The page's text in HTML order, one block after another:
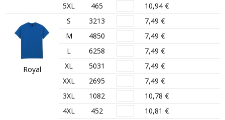
5XL
465 10,94 €
Royal
S 3213
7,49 €
M
4850
7,49 €
L
6258
7,49 €
XL
5031
7,49 €
XXL
2695
7,49 €
3XL
1082
10,78 €
4XL
452
10,81 €